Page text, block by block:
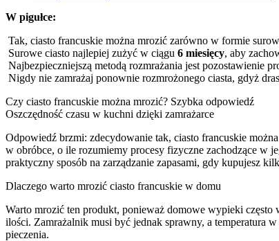
W pigułce:
Tak, ciasto francuskie można mrozić zarówno w formie
Surowe ciasto najlepiej zużyć w ciągu 6 miesięcy, aby
Najbezpieczniejszą metodą rozmrażania jest pozostawienie
Nigdy nie zamrażaj ponownie rozmrożonego ciasta, gdyż
Czy ciasto francuskie można mrozić? Szybka odpowiedź
Oszczędność czasu w kuchni dzięki zamrażarce
Odpowiedź brzmi: zdecydowanie tak, ciasto francuskie
w obróbce, o ile rozumiemy procesy fizyczne zachodzące w
praktyczny sposób na zarządzanie zapasami, gdy kupujesz
Dlaczego warto mrozić ciasto francuskie w domu
Warto mrozić ten produkt, ponieważ domowe wypieki często
ilości. Zamrażalnik musi być jednak sprawny, a temperatura
pieczenia.